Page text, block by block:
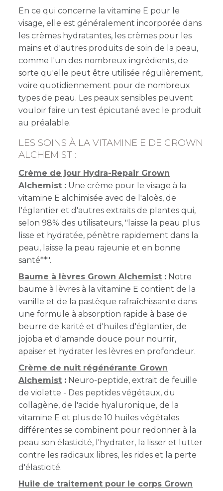
En ce qui concerne la vitamine E pour le
visage, elle est généralement incorporée dans
les crèmes hydratantes, les crèmes pour les
mains et d'autres produits de soin de la peau,
comme l'un des nombreux ingrédients, de
sorte qu'elle peut être utilisée régulièrement,
voire quotidiennement pour de nombreux
types de peau. Les peaux sensibles peuvent
vouloir faire un test épicutané avec le produit
au préalable.
LES SOINS À LA VITAMINE E DE GROWN
ALCHEMIST :
Crème de jour Hydra-Repair Grown
Alchemist : Une crème pour le visage à la
vitamine E alchimisée avec de l'aloès, de
l'églantier et d'autres extraits de plantes qui,
selon 98% des utilisateurs, "laisse la peau plus
lisse et hydratée, pénètre rapidement dans la
peau, laisse la peau rajeunie et en bonne
santé**".
Baume à lèvres Grown Alchemist : Notre
baume à lèvres à la vitamine E contient de la
vanille et de la pastèque rafraîchissante dans
une formule à absorption rapide à base de
beurre de karité et d'huiles d'églantier, de
jojoba et d'amande douce pour nourrir,
apaiser et hydrater les lèvres en profondeur.
Crème de nuit régénérante Grown
Alchemist : Neuro-peptide, extrait de feuille
de violette - Des peptides végétaux, du
collagène, de l'acide hyaluronique, de la
vitamine E et plus de 10 huiles végétales
différentes se combinent pour redonner à la
peau son élasticité, l'hydrater, la lisser et lutter
contre les radicaux libres, les rides et la perte
d'élasticité.
Huile de traitement pour le corps Grown